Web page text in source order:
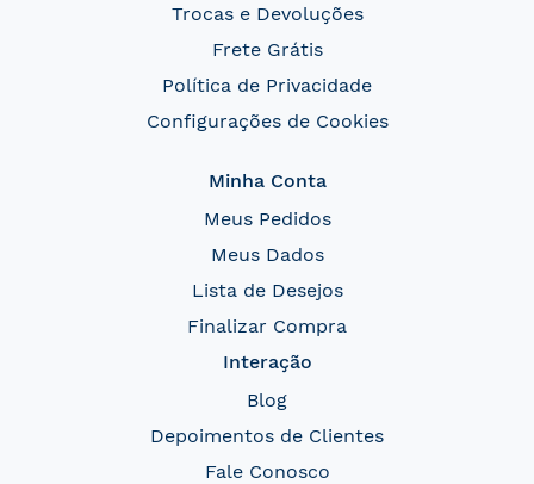
Trocas e Devoluções
Frete Grátis
Política de Privacidade
Configurações de Cookies
Minha Conta
Meus Pedidos
Meus Dados
Lista de Desejos
Finalizar Compra
Interação
Blog
Depoimentos de Clientes
Fale Conosco